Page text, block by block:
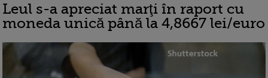
Leul s-a apreciat marţi în raport cu
moneda unică până la 4,8667 lei/euro